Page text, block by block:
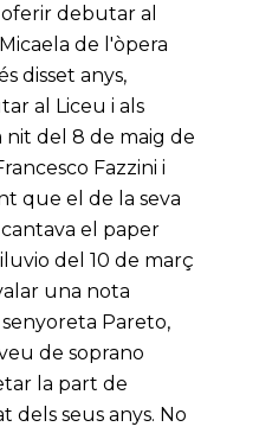
debutar al
de l'òpera
disset anys,
al Liceu i als
nit del 8 de maig de
Fazzini i
que el de la seva
el paper
del 10 de març
una nota
Pareto,
de soprano
la part de
dels seus anys. No